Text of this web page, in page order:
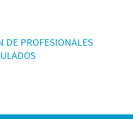
DE PROFESIONALES